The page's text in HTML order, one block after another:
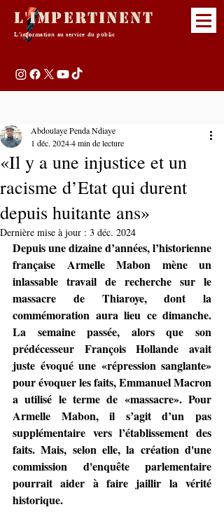
L'Impertinent
L'information au service du public
«Il y a une injustice et un
racisme d’Etat qui durent
depuis huitante ans»
Abdoulaye Penda Ndiaye
1 déc. 20244 min de lecture
Dernière mise à jour : 3 déc. 2024
Depuis une dizaine d’années, l’historienne
française Armelle Mabon mène un
inlassable travail de recherche sur le
massacre de Thiaroye, dont la
commémoration aura lieu ce dimanche.
La semaine passée, alors que son
prédécesseur François Hollande avait
juste évoqué une «répression sanglante»
pour évoquer les faits, Emmanuel Macron
a utilisé le terme de «massacre». Pour
Armelle Mabon, il s’agit d’un pas
supplémentaire vers l’établissement des
faits. Mais, selon elle, la création d'une
commission d'enquête parlementaire
pourrait aider à faire jaillir la vérité
historique.